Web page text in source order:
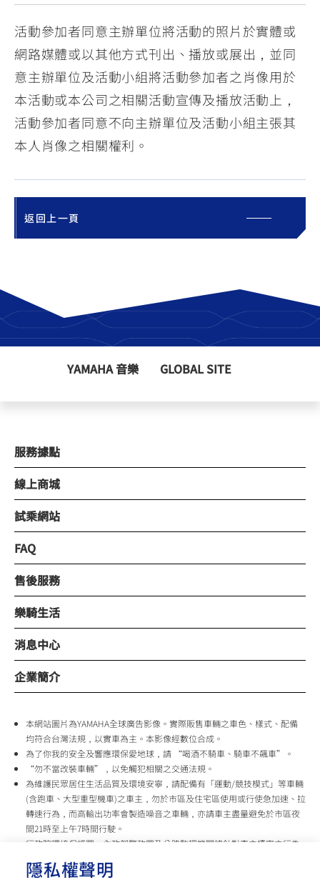
隱私權聲明
活動參加者同意主辦單位將活動的照片於實體或
網路媒體或以其他方式刊出、播放或展出，並同
意主辦單位及活動小組將活動參加者之肖像用於
本活動或本公司之相關活動宣傳及播放活動上，
活動參加者同意不向主辦單位及活動小組主張其
本人肖像之相關權利。
返回上一頁
YAMAHA 音樂 GLOBAL SITE
服務據點
線上商城
試乘網站
FAQ
售後服務
樂騎生活
消息中心
企業簡介
本網站圖片為YAMAHA全球廣告影像。實際販售車輛之車色、樣式、配備
均符合台灣法規，以實車為主。本影像經數位合成。
為了你我的安全及響應環保愛地球，請 “喝酒不騎車、騎車不飆車”。
“勿不當改裝車輛”，以免觸犯相關之交通法規。
為維護民眾居住生活品質及環境安寧，請配備有「運動/競技模式」等車輛
(含跑車、大型重型機車)之車主，勿於市區及住宅區使用或行使急加速、拉
轉速行為，而高輸出功率會製造噪音之車輛，亦請車主盡量避免於市區夜
間21時至上午7時間行駛。
行政院環境保護署、內政部警政署及公路監理機關將針對車主擾寧之行為
台灣山葉機車 關心您